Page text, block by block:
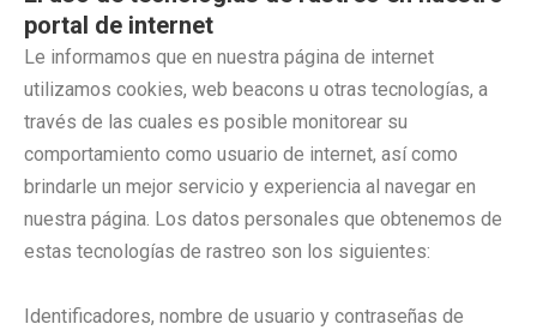
portal de internet
Le informamos que en nuestra página de internet
utilizamos cookies, web beacons u otras tecnologías, a
través de las cuales es posible monitorear su
comportamiento como usuario de internet, así como
brindarle un mejor servicio y experiencia al navegar en
nuestra página. Los datos personales que obtenemos de
estas tecnologías de rastreo son los siguientes:
Identificadores, nombre de usuario y contraseñas de